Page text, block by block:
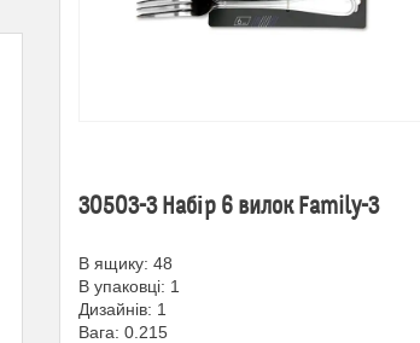
30503-3 Набір 6 вилок Family-3
В ящику: 48
В упаковці: 1
Дизайнів: 1
Вага: 0.215